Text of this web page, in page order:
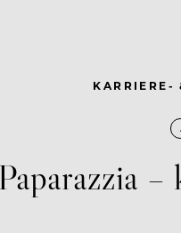
KARRIERE-
Paparazzia